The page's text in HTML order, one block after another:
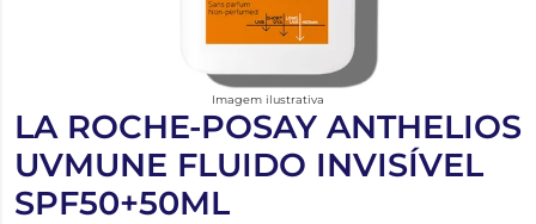
Imagem ilustrativa
LA ROCHE-POSAY ANTHELIOS
UVMUNE FLUIDO INVISÍVEL
SPF50+50ML